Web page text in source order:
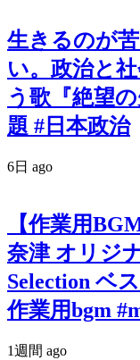
生きるのが
い。政治と
う歌『絶望
題 #日本政治
6日 ago
【作業用
奈津 オリジ
Selection ベ
作業用bgm
1週間 ago